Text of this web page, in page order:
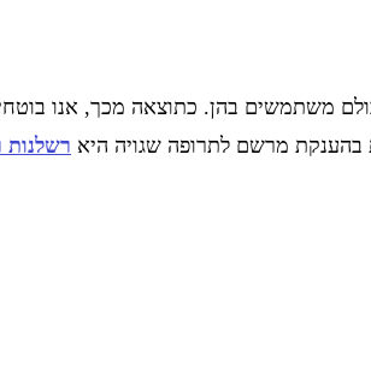
כולם משתמשים בהן. כתוצאה מכך, אנו
בהענקת מרשם לתרופה שגויה היא רשלנות